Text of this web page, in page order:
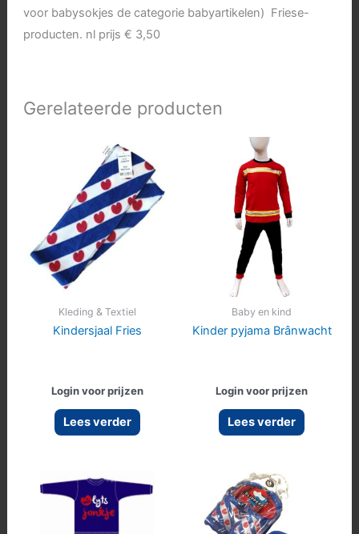
voor babysokjes de categorie babyartikelen) Friese-
producten. nl prijs € 3,50
Gerelateerde producten
Kleding & Textiel
Kindersjaal Fries
Login voor prijzen
Lees verder
Baby en kind
Kinder pyjama Brânwacht
Login voor prijzen
Lees verder